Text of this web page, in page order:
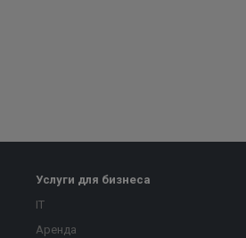
Услуги для бизнеса
IT
Аренда